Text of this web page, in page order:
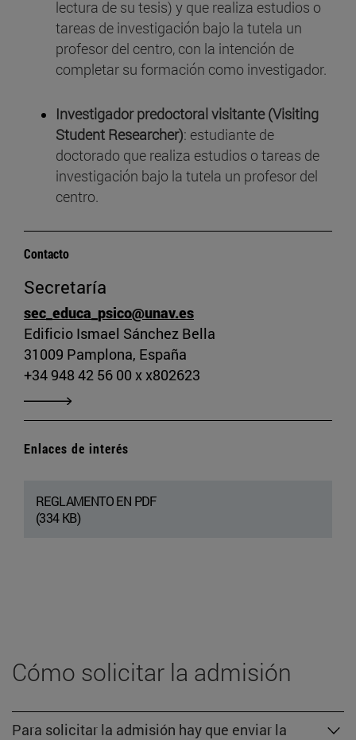
lectura de su tesis) y que realiza estudios o
tareas de investigación bajo la tutela un
profesor del centro, con la intención de
completar su formación como investigador.
Investigador predoctoral visitante (Visiting
Student Researcher): estudiante de
doctorado que realiza estudios o tareas de
investigación bajo la tutela un profesor del
centro.
Contacto
Secretaría
sec_educa_psico@unav.es
Edificio Ismael Sánchez Bella
31009 Pamplona, España
+34 948 42 56 00 x x802623
Enlaces de interés
REGLAMENTO EN PDF
(334 KB)
Cómo solicitar la admisión
Para solicitar la admisión hay que enviar la